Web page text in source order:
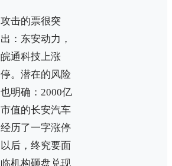
攻击的票很突
出：东安动力，
皖通科技上涨
停。潜在的风险
也明确：2000亿
市值的长安汽车
经历了一字涨停
以后，终究要面
临机构砸盘兑现